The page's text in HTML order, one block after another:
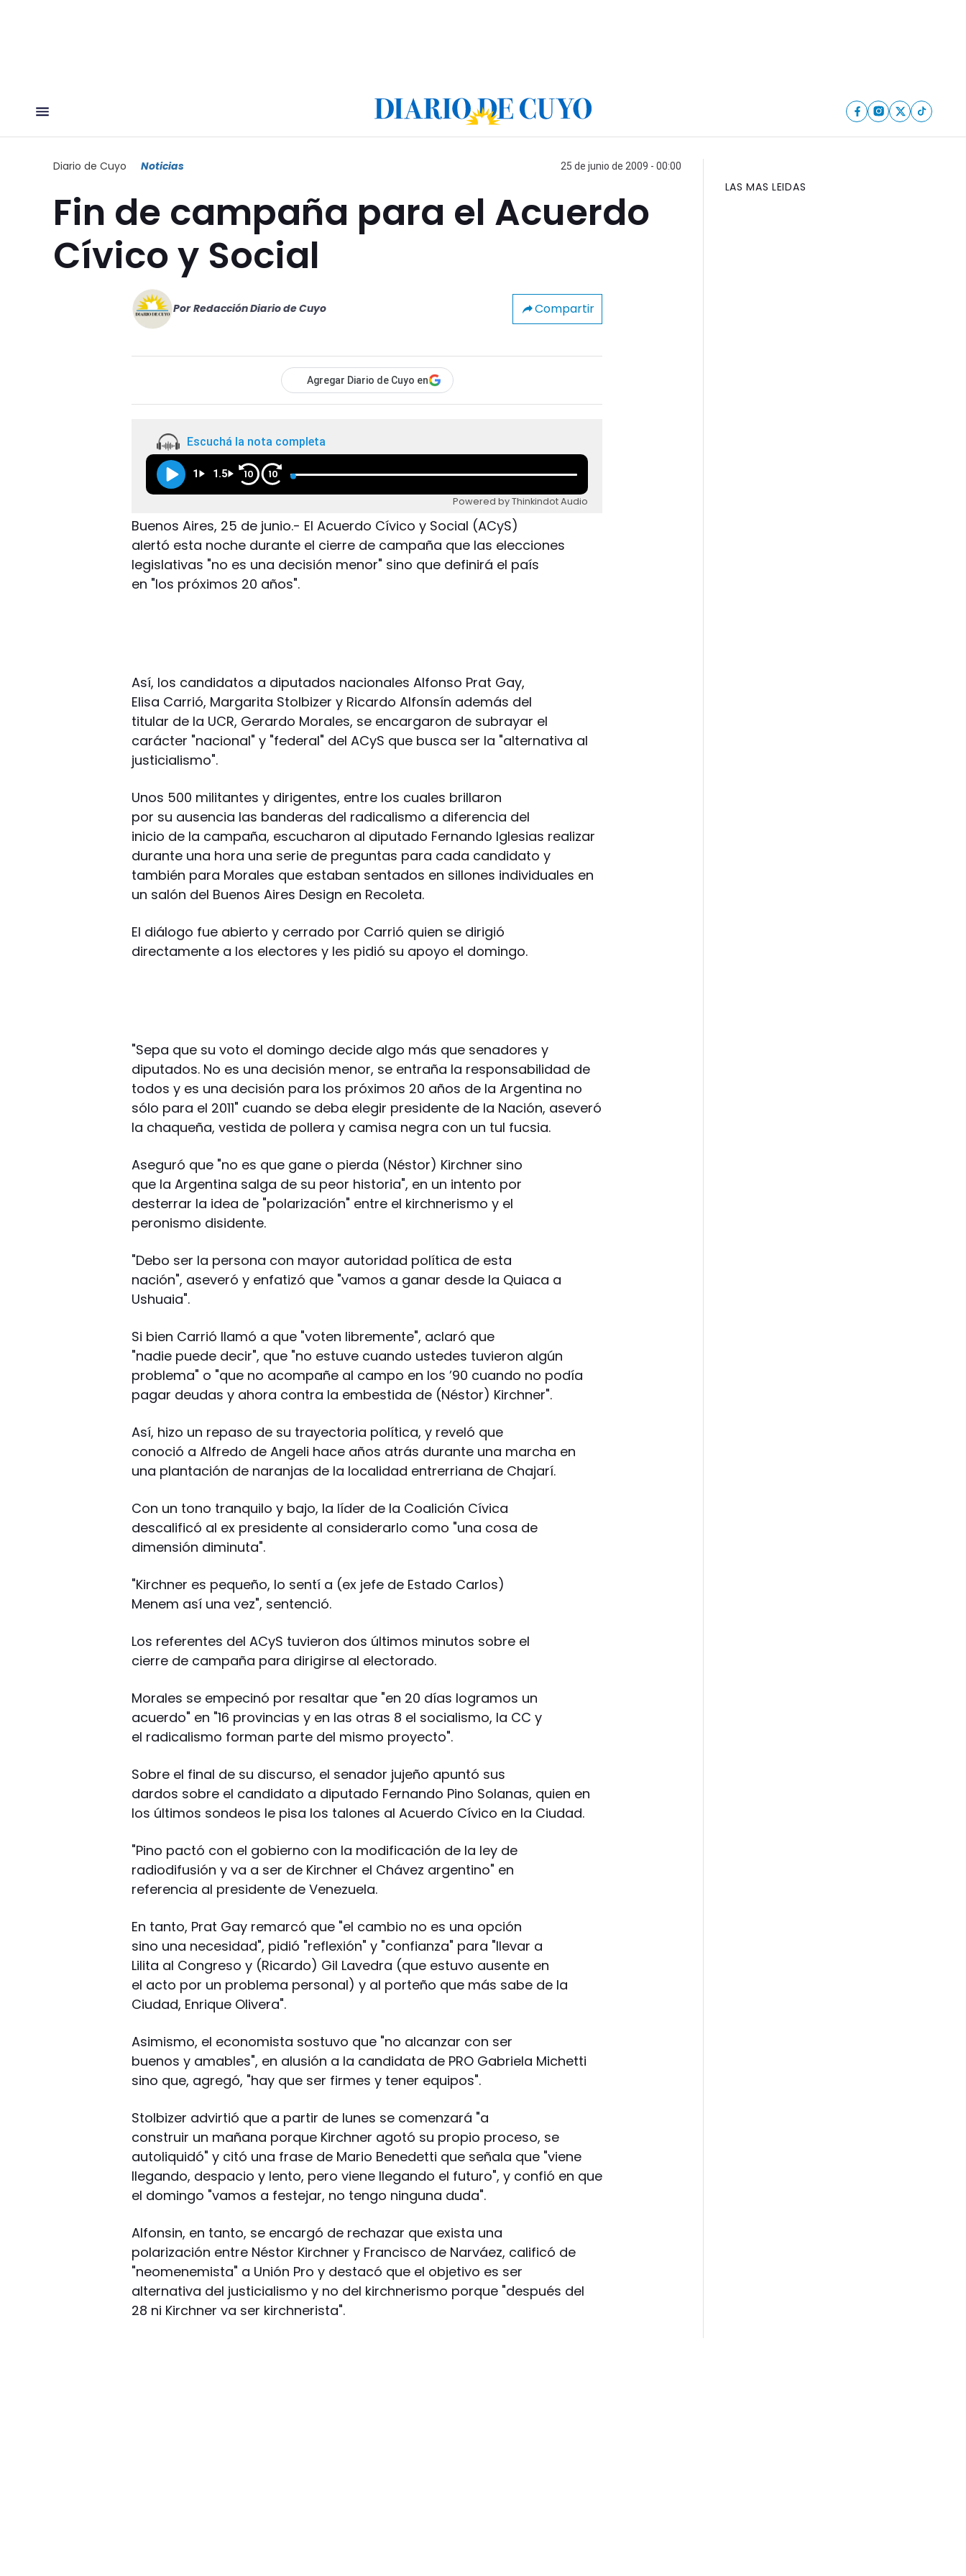
Diario de Cuyo Noticias 25 de junio de 2009 - 00:00
Fin de campaña para el Acuerdo
Cívico y Social
Por Redacción Diario de Cuyo Compartir
Agregar Diario de Cuyo en
Escuchá la nota completa
1 1.5 10 10
Powered by Thinkindot Audio
Buenos Aires, 25 de junio.- El Acuerdo Cívico y Social (ACyS)
alertó esta noche durante el cierre de campaña que las elecciones
legislativas "no es una decisión menor" sino que definirá el país
en "los próximos 20 años".
Así, los candidatos a diputados nacionales Alfonso Prat Gay,
Elisa Carrió, Margarita Stolbizer y Ricardo Alfonsín además del
titular de la UCR, Gerardo Morales, se encargaron de subrayar el
carácter "nacional" y "federal" del ACyS que busca ser la "alternativa al
justicialismo".
Unos 500 militantes y dirigentes, entre los cuales brillaron
por su ausencia las banderas del radicalismo a diferencia del
inicio de la campaña, escucharon al diputado Fernando Iglesias realizar
durante una hora una serie de preguntas para cada candidato y
también para Morales que estaban sentados en sillones individuales en
un salón del Buenos Aires Design en Recoleta.
El diálogo fue abierto y cerrado por Carrió quien se dirigió
directamente a los electores y les pidió su apoyo el domingo.
"Sepa que su voto el domingo decide algo más que senadores y
diputados. No es una decisión menor, se entraña la responsabilidad de
todos y es una decisión para los próximos 20 años de la Argentina no
sólo para el 2011" cuando se deba elegir presidente de la Nación, aseveró
la chaqueña, vestida de pollera y camisa negra con un tul fucsia.
Aseguró que "no es que gane o pierda (Néstor) Kirchner sino
que la Argentina salga de su peor historia", en un intento por
desterrar la idea de "polarización" entre el kirchnerismo y el
peronismo disidente.
"Debo ser la persona con mayor autoridad política de esta
nación", aseveró y enfatizó que "vamos a ganar desde la Quiaca a
Ushuaia".
Si bien Carrió llamó a que "voten libremente", aclaró que
"nadie puede decir", que "no estuve cuando ustedes tuvieron algún
problema" o "que no acompañe al campo en los ’90 cuando no podía
pagar deudas y ahora contra la embestida de (Néstor) Kirchner".
Así, hizo un repaso de su trayectoria política, y reveló que
conoció a Alfredo de Angeli hace años atrás durante una marcha en
una plantación de naranjas de la localidad entrerriana de Chajarí.
Con un tono tranquilo y bajo, la líder de la Coalición Cívica
descalificó al ex presidente al considerarlo como "una cosa de
dimensión diminuta".
"Kirchner es pequeño, lo sentí a (ex jefe de Estado Carlos)
Menem así una vez", sentenció.
Los referentes del ACyS tuvieron dos últimos minutos sobre el
cierre de campaña para dirigirse al electorado.
Morales se empecinó por resaltar que "en 20 días logramos un
acuerdo" en "16 provincias y en las otras 8 el socialismo, la CC y
el radicalismo forman parte del mismo proyecto".
Sobre el final de su discurso, el senador jujeño apuntó sus
dardos sobre el candidato a diputado Fernando Pino Solanas, quien en
los últimos sondeos le pisa los talones al Acuerdo Cívico en la Ciudad.
"Pino pactó con el gobierno con la modificación de la ley de
radiodifusión y va a ser de Kirchner el Chávez argentino" en
referencia al presidente de Venezuela.
En tanto, Prat Gay remarcó que "el cambio no es una opción
sino una necesidad", pidió "reflexión" y "confianza" para "llevar a
Lilita al Congreso y (Ricardo) Gil Lavedra (que estuvo ausente en
el acto por un problema personal) y al porteño que más sabe de la
Ciudad, Enrique Olivera".
Asimismo, el economista sostuvo que "no alcanzar con ser
buenos y amables", en alusión a la candidata de PRO Gabriela Michetti
sino que, agregó, "hay que ser firmes y tener equipos".
Stolbizer advirtió que a partir de lunes se comenzará "a
construir un mañana porque Kirchner agotó su propio proceso, se
autoliquidó" y citó una frase de Mario Benedetti que señala que "viene
llegando, despacio y lento, pero viene llegando el futuro", y confió en que
el domingo "vamos a festejar, no tengo ninguna duda".
Alfonsin, en tanto, se encargó de rechazar que exista una
polarización entre Néstor Kirchner y Francisco de Narváez, calificó de
"neomenemista" a Unión Pro y destacó que el objetivo es ser
alternativa del justicialismo y no del kirchnerismo porque "después del
28 ni Kirchner va ser kirchnerista".
LAS MAS LEIDAS